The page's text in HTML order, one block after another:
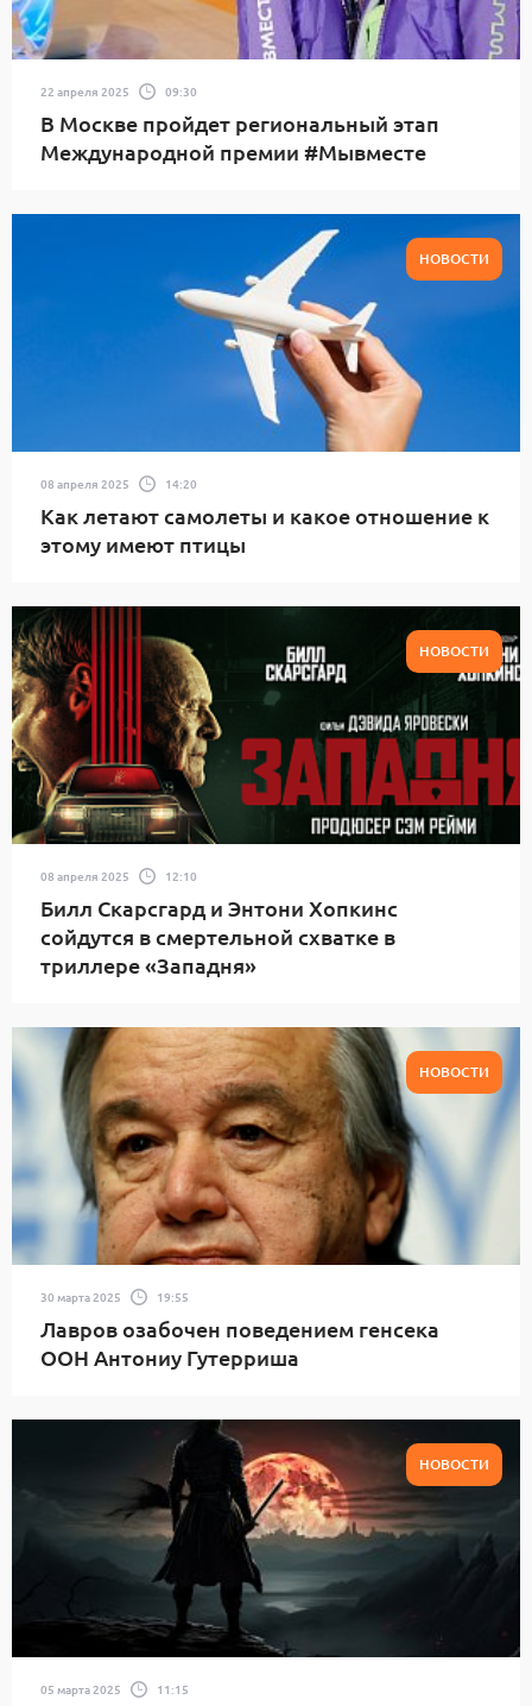
22 апреля 2025 09:30
В Москве пройдет региональный этап
Международной премии #Мывместе
НОВОСТИ
08 апреля 2025 14:20
Как летают самолеты и какое отношение к
этому имеют птицы
НОВОСТИ
08 апреля 2025 12:10
Билл Скарсгард и Энтони Хопкинс
сойдутся в смертельной схватке в
триллере «Западня»
НОВОСТИ
30 марта 2025 19:55
Лавров озабочен поведением генсека
ООН Антониу Гутерриша
НОВОСТИ
05 марта 2025 11:15